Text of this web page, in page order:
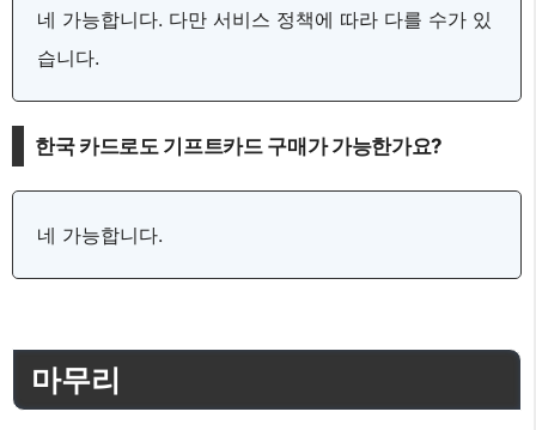
네 가능합니다. 다만 서비스 정책에 따라 다를 수가 있
습니다.
한국 카드로도 기프트카드 구매가 가능한가요?
네 가능합니다.
마무리